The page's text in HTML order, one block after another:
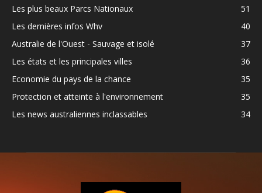
Les plus beaux Parcs Nationaux
51
Les dernières infos Whv
40
Australie de l'Ouest - Sauvage et isolé
37
Les états et les principales villes
36
Economie du pays de la chance
35
Protection et atteinte à l'environnement
35
Les news australiennes inclassables
34